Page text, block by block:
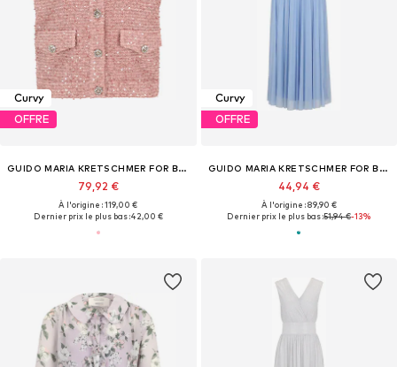
Curvy
OFFRE
GUIDO MARIA KRETSCHMER FOR BRIDGERTON
79,92 €
À l'origine : 119,00 €
Dernier prix le plus bas :42,00 €
Curvy
OFFRE
GUIDO MARIA KRETSCHMER FOR BRIDGERTON
44,94 €
À l'origine : 89,90 €
Dernier prix le plus bas :51,94 €-13%